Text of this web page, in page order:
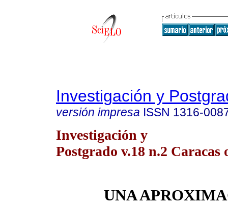
Investigación y
versión impresa ISSN 1316-
Investigación y
Postgrado v.18 n.2 Caracas
UNA